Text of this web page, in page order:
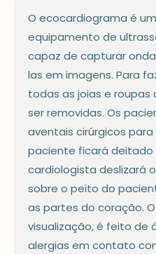
O ecocardiograma é
equipamento de
capaz de capturar
las em imagens. Para
todas as joias e
ser removidas. Os
aventais cirúrgicos
paciente ficará deitado
cardiologista deslizará
sobre o peito do
as partes do coração.
visualização, é feito de
alergias em contato